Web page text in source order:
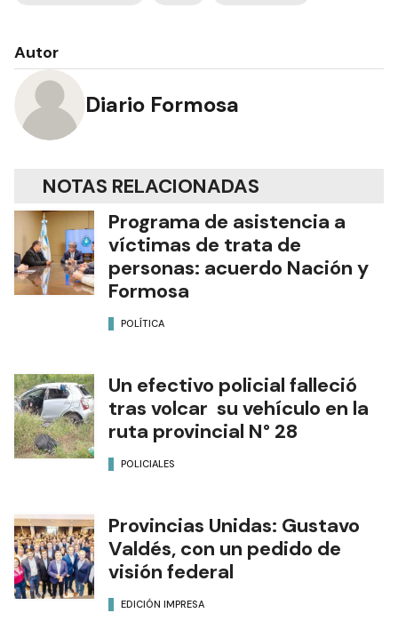
Autor
Diario Formosa
NOTAS RELACIONADAS
Programa de asistencia a
víctimas de trata de
personas: acuerdo Nación y
Formosa
POLÍTICA
Un efectivo policial falleció
tras volcar su vehículo en la
ruta provincial N° 28
POLICIALES
Provincias Unidas: Gustavo
Valdés, con un pedido de
visión federal
EDICIÓN IMPRESA